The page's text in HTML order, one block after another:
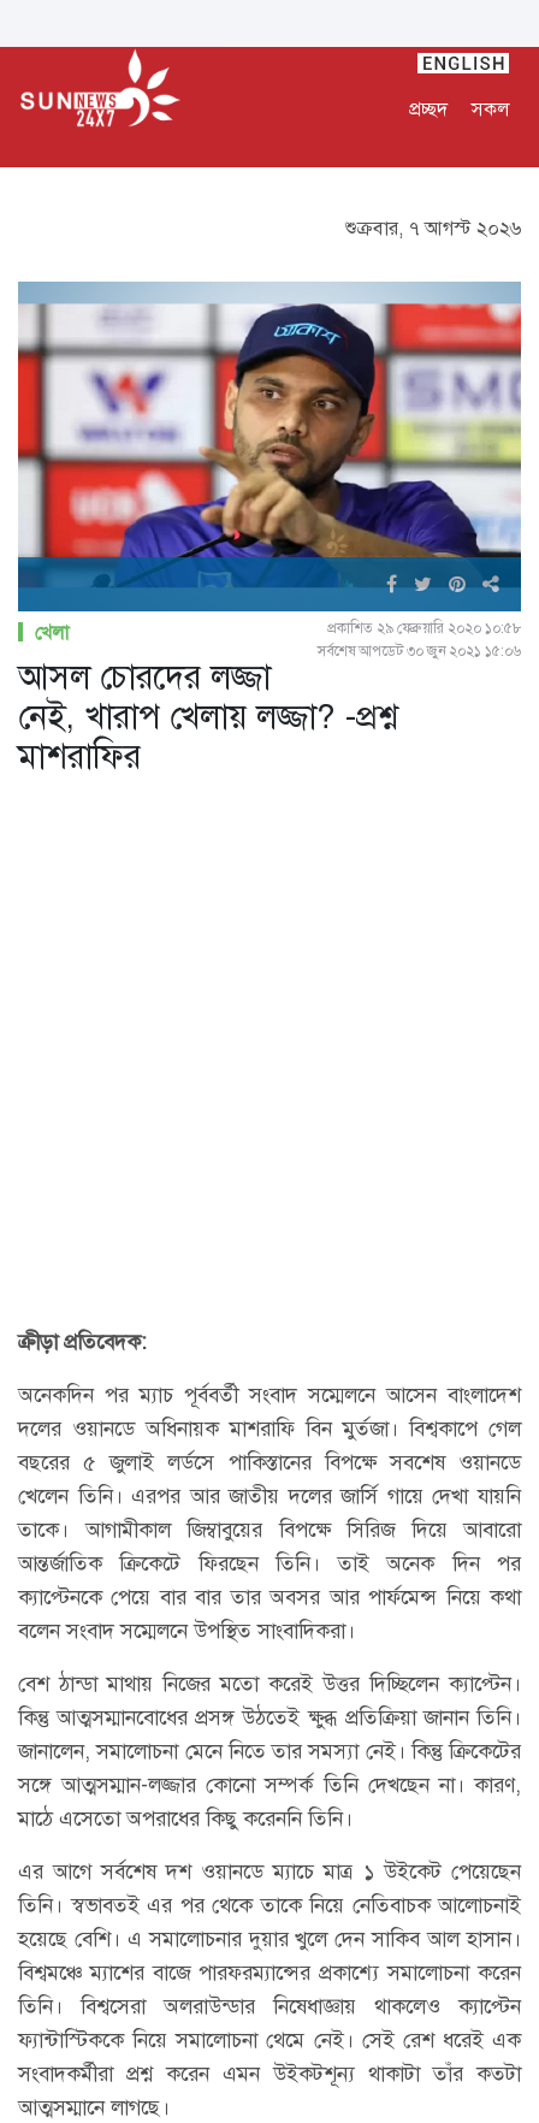
প্রচ্ছদ সকল
শুক্রবার, ৭ আগস্ট ২০২৬
খেলা
প্রকাশিত ২৯ ফেব্রুয়ারি ২০২০ ১০:৫৮
সর্বশেষ আপডেট ৩০ জুন ২০২১ ১৫:০৬
আসল চোরদের লজ্জা
নেই, খারাপ খেলায় লজ্জা? -প্রশ্ন
মাশরাফির
ক্রীড়া প্রতিবেদক:
অনেকদিন পর ম্যাচ পূর্ববর্তী সংবাদ সম্মেলনে আসেন বাংলাদেশ
দলের ওয়ানডে অধিনায়ক মাশরাফি বিন মুর্তজা। বিশ্বকাপে গেল
বছরের ৫ জুলাই লর্ডসে পাকিস্তানের বিপক্ষে সবশেষ ওয়ানডে
খেলেন তিনি। এরপর আর জাতীয় দলের জার্সি গায়ে দেখা যায়নি
তাকে। আগামীকাল জিম্বাবুয়ের বিপক্ষে সিরিজ দিয়ে আবারো
আন্তর্জাতিক ক্রিকেটে ফিরছেন তিনি। তাই অনেক দিন পর
ক্যাপ্টেনকে পেয়ে বার বার তার অবসর আর পার্ফমেন্স নিয়ে কথা
বলেন সংবাদ সম্মেলনে উপস্থিত সাংবাদিকরা।
বেশ ঠান্ডা মাথায় নিজের মতো করেই উত্তর দিচ্ছিলেন ক্যাপ্টেন।
কিন্তু আত্মসম্মানবোধের প্রসঙ্গ উঠতেই ক্ষুব্ধ প্রতিক্রিয়া জানান তিনি।
জানালেন, সমালোচনা মেনে নিতে তার সমস্যা নেই। কিন্তু ক্রিকেটের
সঙ্গে আত্মসম্মান-লজ্জার কোনো সম্পর্ক তিনি দেখছেন না। কারণ,
মাঠে এসেতো অপরাধের কিছু করেননি তিনি।
এর আগে সর্বশেষ দশ ওয়ানডে ম্যাচে মাত্র ১ উইকেট পেয়েছেন
তিনি। স্বভাবতই এর পর থেকে তাকে নিয়ে নেতিবাচক আলোচনাই
হয়েছে বেশি। এ সমালোচনার দুয়ার খুলে দেন সাকিব আল হাসান।
বিশ্বমঞ্চে ম্যাশের বাজে পারফরম্যান্সের প্রকাশ্যে সমালোচনা করেন
তিনি। বিশ্বসেরা অলরাউন্ডার নিষেধাজ্ঞায় থাকলেও ক্যাপ্টেন
ফ্যান্টাস্টিককে নিয়ে সমালোচনা থেমে নেই। সেই রেশ ধরেই এক
সংবাদকর্মীরা প্রশ্ন করেন এমন উইকটশূন্য থাকাটা তাঁর কতটা
আত্মসম্মানে লাগছে।